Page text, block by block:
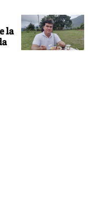
la